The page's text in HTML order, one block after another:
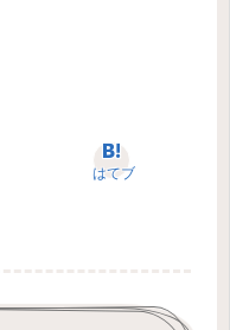
はてブ